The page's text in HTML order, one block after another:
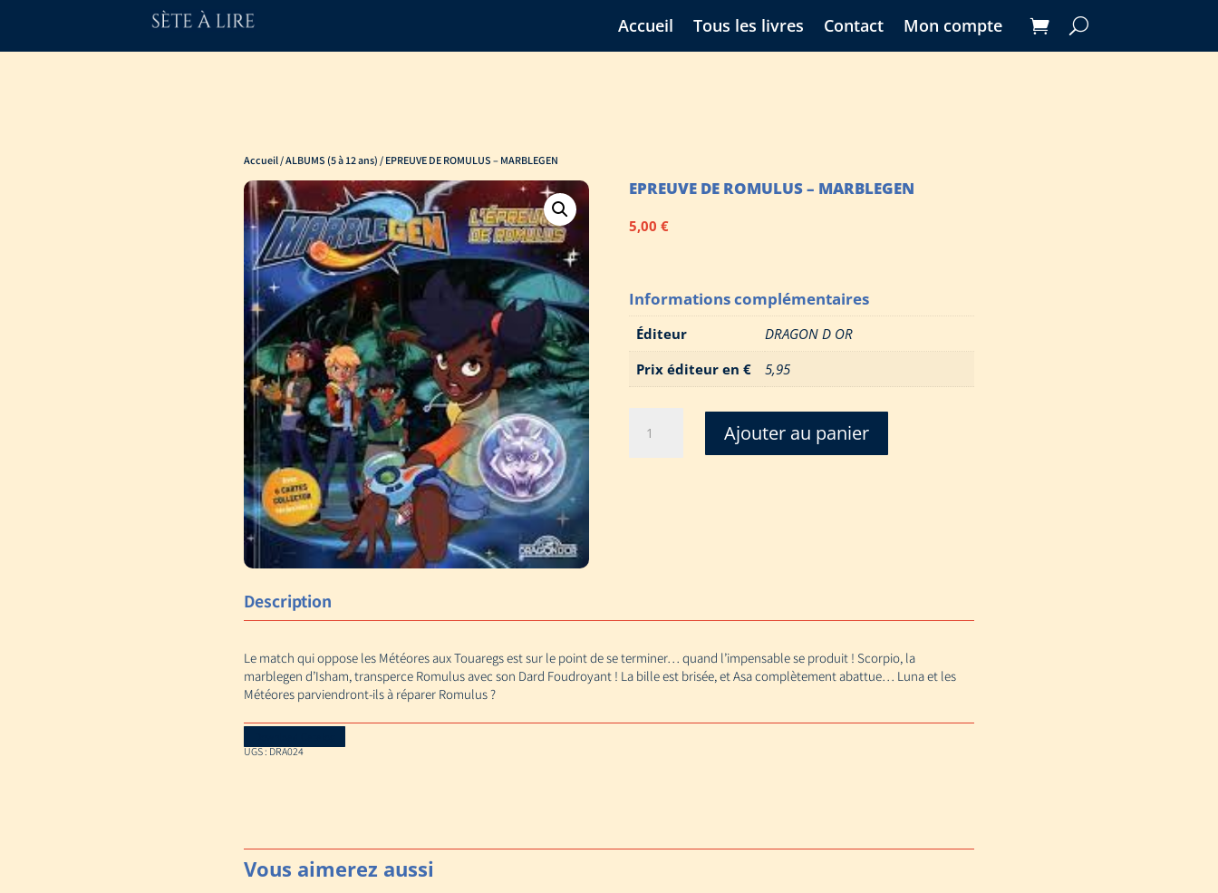
Accueil Tous les livres Contact Mon compte
Accueil/ALBUMS (5 à 12 ans) / EPREUVE DE ROMULUS – MARBLEGEN
EPREUVE DE ROMULUS – MARBLEGEN
5,00€
Informations complémentaires
Éditeur
DRAGON D OR
Prix éditeur en €
5,95
EPREUVE
Ajouter au panier
Description
Le match qui oppose les Météores aux Touaregs est sur le point de se terminer… quand l’impensable se produit ! Scorpio, la
marblegen d’Isham, transperce Romulus avec son Dard Foudroyant ! La bille est brisée, et Asa complètement abattue… Luna et les
Météores parviendront-ils à réparer Romulus ?
UGS :DRA024